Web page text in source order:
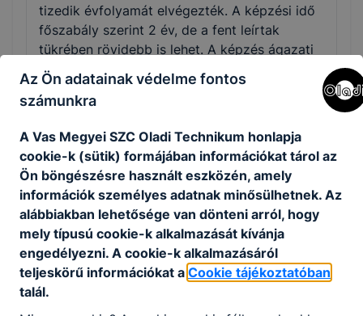
tizedik évfolyamát elvégezték. A képzési idő
főszabály szerint 2 év, de a fent leírtak
tükrében rövidebb is lehet. A képzés ágazati
alapoktatásból és szakirányú oktatásból áll.
Utóbbi a képzésben részt vevőt foglalkoztató
vállalatnál is történhet, munkaszerződése
megfelelő módosításával. A szakmai vizsga
sikeres teljesítésével államilag elismert
szakképzettséget igazoló szakmai
bizonyítvány szerezhető.
Szakmák
Az Ön adatainak védelme fontos
számunkra
A Vas Megyei SZC Oladi Technikum honlapja
cookie-k (sütik) formájában információkat tárol az
Ön böngészésre használt eszközén, amely
információk személyes adatnak minősülhetnek. Az
alábbiakban lehetősége van dönteni arról, hogy
mely típusú cookie-k alkalmazását kívánja
engedélyezni. A cookie-k alkalmazásáról
teljeskörű információkat a Cookie tájékoztatóban
talál.